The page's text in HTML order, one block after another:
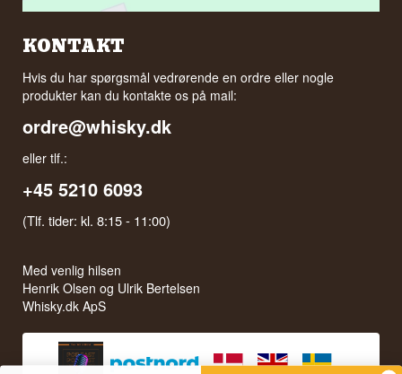
KONTAKT
Hvis du har spørgsmål vedrørende en ordre eller nogle
produkter kan du kontakte os på mail:
ordre@whisky.dk
eller tlf.:
+45 5210 6093
(Tlf. tider: kl. 8:15 - 11:00)
Med venlig hilsen
Henrik Olsen og Ulrik Bertelsen
Whisky.dk ApS